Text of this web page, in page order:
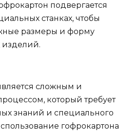
подвергается
станках, чтобы
размеры и форму
изделий.
сложным и
который требует
знаний и специального
гофрокартона